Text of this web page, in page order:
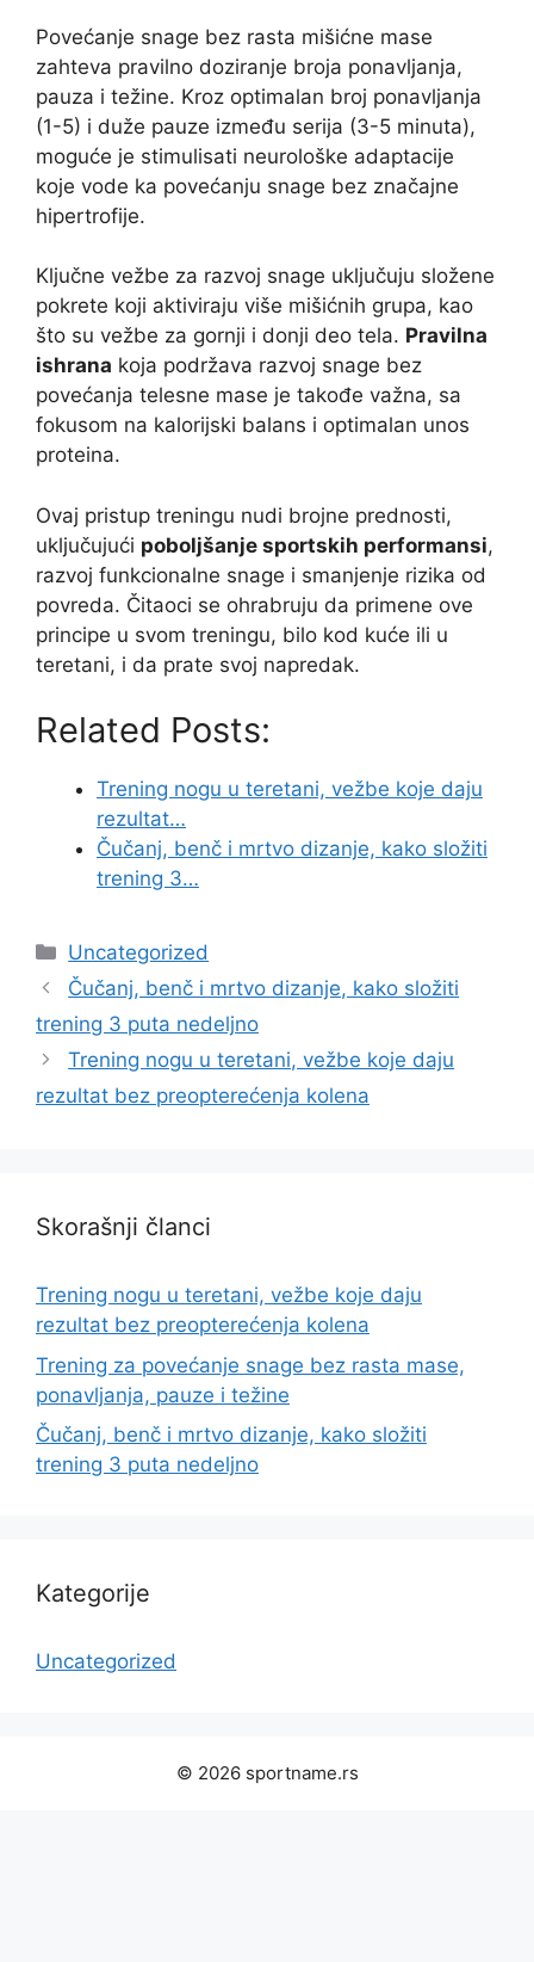
Povećanje snage bez rasta mišićne mase
zahteva pravilno doziranje broja ponavljanja,
pauza i težine. Kroz optimalan broj ponavljanja
(1-5) i duže pauze između serija (3-5 minuta),
moguće je stimulisati neurološke adaptacije
koje vode ka povećanju snage bez značajne
hipertrofije.
Ključne vežbe za razvoj snage uključuju složene
pokrete koji aktiviraju više mišićnih grupa, kao
što su vežbe za gornji i donji deo tela. Pravilna
ishrana koja podržava razvoj snage bez
povećanja telesne mase je takođe važna, sa
fokusom na kalorijski balans i optimalan unos
proteina.
Ovaj pristup treningu nudi brojne prednosti,
uključujući poboljšanje sportskih performansi,
razvoj funkcionalne snage i smanjenje rizika od
povreda. Čitaoci se ohrabruju da primene ove
principe u svom treningu, bilo kod kuće ili u
teretani, i da prate svoj napredak.
Related Posts:
Trening nogu u teretani, vežbe koje daju
rezultat…
Čučanj, benč i mrtvo dizanje, kako složiti
trening 3…
Categories
Uncategorized
Čučanj, benč i mrtvo dizanje, kako složiti
trening 3 puta nedeljno
Trening nogu u teretani, vežbe koje daju
rezultat bez preopterećenja kolena
Skorašnji članci
Trening nogu u teretani, vežbe koje daju
rezultat bez preopterećenja kolena
Trening za povećanje snage bez rasta mase,
ponavljanja, pauze i težine
Čučanj, benč i mrtvo dizanje, kako složiti
trening 3 puta nedeljno
Kategorije
Uncategorized
© 2026 sportname.rs